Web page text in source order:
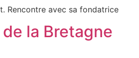
Rencontre avec sa fondatrice
la Bretagne